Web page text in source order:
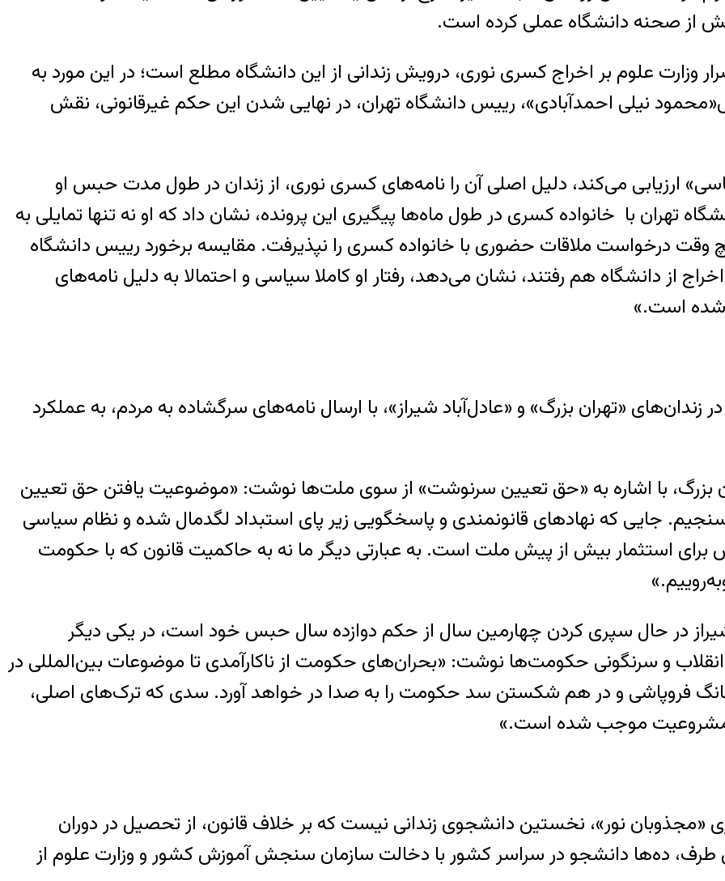
از صحنه دانشگاه عملی کرده است.
وزارت علوم بر اخراج کسری نوری، درویش زندانی از این دانشگاه مطلع است؛ در این مورد به
نیلی احمدآبادی»، رییس دانشگاه تهران، در نهایی شدن این حکم غیرقانونی، نقش
ارزیابی می‌کند، دلیل اصلی آن را نامه‌های کسری نوری، از زندان در طول مدت حبس او
تهران با خانواده کسری در طول ماه‌ها پیگیری این پرونده، نشان داد که او نه تنها تمایلی به
وقت درخواست ملاقات حضوری با خانواده کسری را نپذیرفت. مقایسه برخورد رییس دانشگاه
از دانشگاه هم رفتند، نشان می‌دهد، رفتار او کاملا سیاسی و احتمالا به دلیل نامه‌های
شده است.»
«تهران بزرگ» و «عادل‌آباد شیراز»، با ارسال نامه‌های سرگشاده به مردم، به عملکرد
موضوعیت یافتن حق تعیین
جایی که نهادهای قانونمندی و پاسخگویی زیر پای استبداد لگدمال شده و نظام سیاسی
برای استثمار بیش از پیش ملت است. به عبارتی دیگر ما نه به حاکمیت قانون که با حکومت
در حال سپری کردن چهارمین سال از حکم دوازده سال حبس خود است، در یکی دیگر
انقلاب و سرنگونی حکومت‌ها نوشت: «بحران‌های حکومت از ناکارآمدی تا موضوعات بین‌المللی در
فروپاشی و در هم شکستن سد حکومت را به صدا در خواهد آورد. سدی که ترک‌های اصلی،
مشروعیت موجب شده است.
»
نور»، نخستین دانشجوی زندانی نیست که بر خلاف قانون، از تحصیل در دوران
از دی‌ماه ۱۳۹۶ به این طرف، ده‌ها دانشجو در سراسر کشور با دخالت سازمان سنجش آموزش کشور و وزارت علوم از